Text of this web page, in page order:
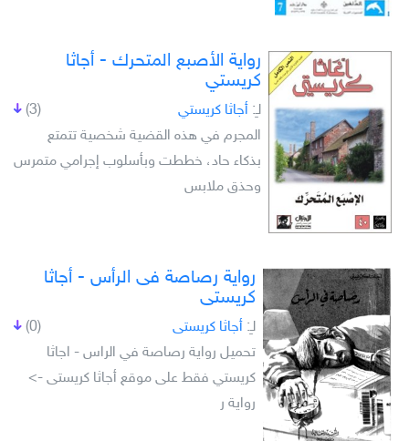
رواية الأصبع المتحرك - أجاثا
كريستي
(3) لـِ: أجاثا كريستي
المجرم في هذه القضية شخصية تتمتع
بذكاء حاد، خططت وبأسلوب إجرامي متمرس
وحذق ملابس
رواية رصاصة فى الرأس - أجاثا
كريستى
(0) لـِ:أجاثا كريستى
تحميل رواية رصاصة في الراس - اجاثا
كريستي فقط على موقع أجاثا كريستى ->
رواية ر